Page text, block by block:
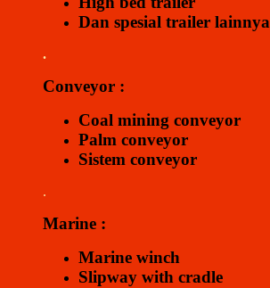
Dan spesial trailer lainnya
.
Conveyor :
Coal mining conveyor
Palm conveyor
Sistem conveyor
.
Marine :
Marine winch
Slipway with cradle